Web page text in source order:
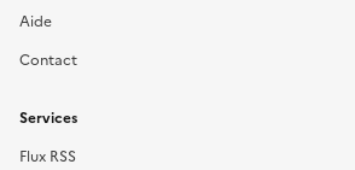
Aide
Contact
Services
Flux RSS